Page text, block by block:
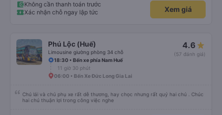
Không cần thanh toán trước
Xác nhận chỗ ngay lập tức
Xem giá
Phú Lộc (Huế)
Limousine giường phòng 34 chỗ
4.6
(57 đánh giá)
18:30 • Bến xe phía Nam Huế
11 giờ 30 phút
06:00 • Bến Xe Đức Long Gia Lai
Chú lái và chú phụ xe rất dễ thương, hay chọc nhưng rất quý hai chú . Chúc
hai chú thuận lợi trong công việc nghe